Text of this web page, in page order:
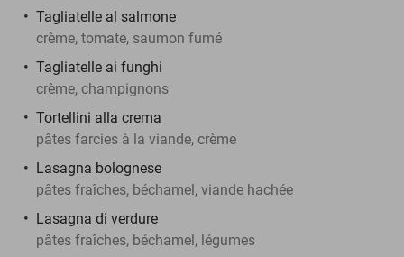
Tagliatelle al salmone
crème, tomate, saumon fumé
Tagliatelle ai funghi
crème, champignons
Tortellini alla crema
pâtes farcies à la viande, crème
Lasagna bolognese
pâtes fraîches, béchamel, viande hachée
Lasagna di verdure
pâtes fraîches, béchamel, légumes